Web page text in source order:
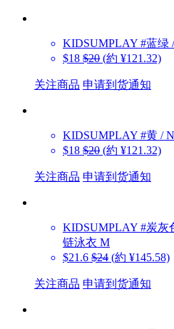
KIDSUMPLAY #蓝绿
$18 $20 (約 ¥121.32)
关注商品 申请到货通知
KIDSUMPLAY #黄 /
$18 $20 (約 ¥121.32)
关注商品 申请到货通知
KIDSUMPLAY #炭灰
链泳衣 M
$21.6 $24 (約 ¥145.58)
关注商品 申请到货通知